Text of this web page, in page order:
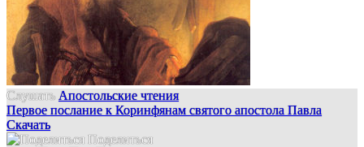
Слушать Апостольские чтения
Первое послание к Коринфянам святого апостола Павла
Скачать
Поделиться